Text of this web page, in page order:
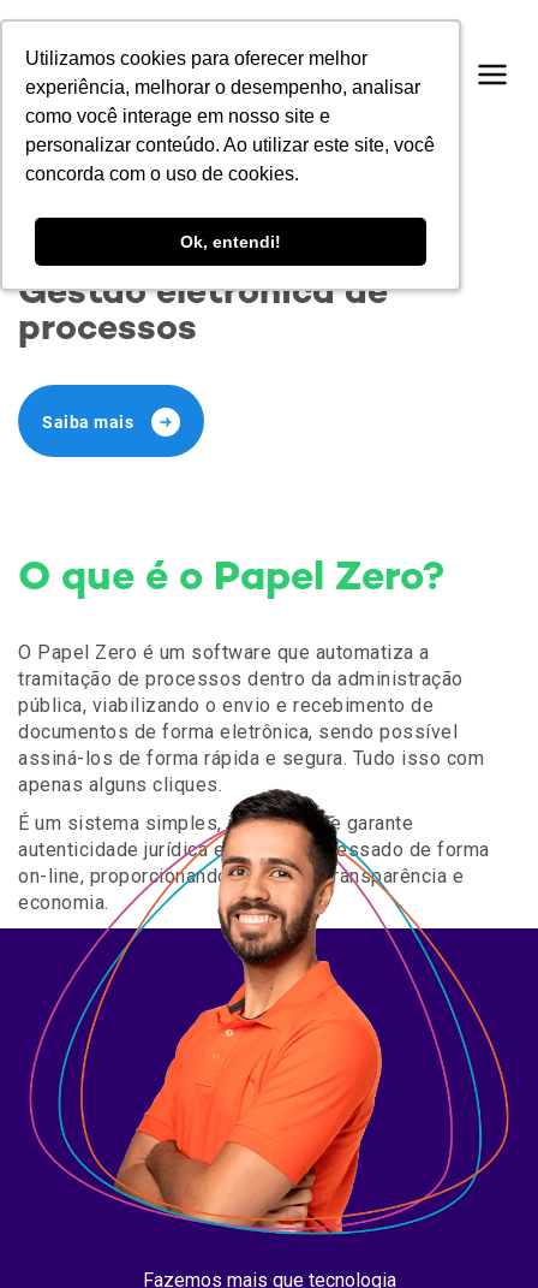
Utilizamos cookies para oferecer melhor
experiência, melhorar o desempenho, analisar
como você interage em nosso site e
personalizar conteúdo. Ao utilizar este site, você
concorda com o uso de cookies.
Ok, entendi!
Utilizamos cookies para oferecer melhor
experiência, melhorar o desempenho, analisar
como você interage em nosso site e
personalizar conteúdo. Ao utilizar este site, você
concorda com o uso de cookies.
Ok, entendi!
Gestão eletrônica de
processos
Saiba mais
O que é o Papel Zero?
O Papel Zero é um software que automatiza a
tramitação de processos dentro da administração
pública, viabilizando o envio e recebimento de
documentos de forma eletrônica, sendo possível
assiná-los de forma rápida e segura. Tudo isso com
apenas alguns cliques.
É um sistema simples, intuitivo, que garante
autenticidade jurídica e pode ser acessado de forma
on-line, proporcionando agilidade, transparência e
economia.
Fazemos mais que tecnologia